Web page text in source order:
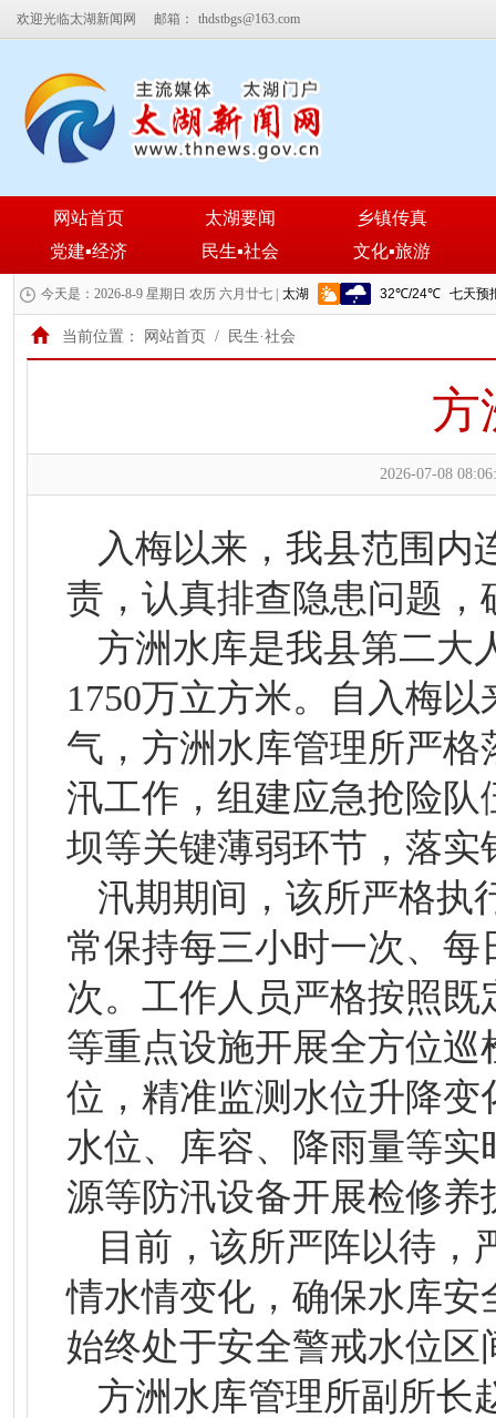
欢迎光临太湖新闻网 邮箱： thdstbgs@163.com
网站首页 太湖要闻
乡镇传真
党建▪经济
民生▪社会 文化▪旅游
今天是：2026-8-9 星期日 农历 六月廿七 |
当前位置： 网站首页 / 民生·社会
方
2026-07-08
入梅以来，我县范围内
责，认真排查隐患问题
方洲水库是我县第二大
1750万立方米。自入梅
气，方洲水库管理所严
汛工作，组建应急抢险
坝等关键薄弱环节，落实
汛期期间，该所严格执
常保持每三小时一次、
次。工作人员严格按照
等重点设施开展全方位
位，精准监测水位升降
水位、库容、降雨量等
源等防汛设备开展检修
目前，该所严阵以待，
情水情变化，确保水库安
始终处于安全警戒水位区
方洲水库管理所副所长